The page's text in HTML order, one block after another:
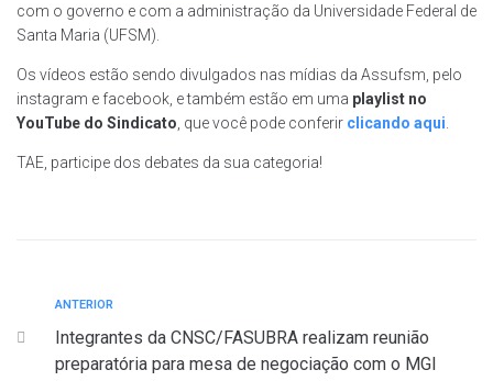
com o governo e com a administração da Universidade Federal de
Santa Maria (UFSM).
Os vídeos estão sendo divulgados nas mídias da Assufsm, pelo
instagram e facebook, e também estão em uma playlist no
YouTube do Sindicato, que você pode conferir clicando aqui.
TAE, participe dos debates da sua categoria!
ANTERIOR
Integrantes da CNSC/FASUBRA realizam reunião
preparatória para mesa de negociação com o MGI